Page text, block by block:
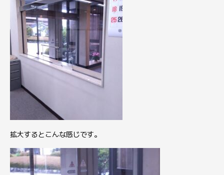
拡大するとこんな感じです。